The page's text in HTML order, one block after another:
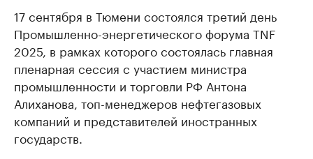
17 сентября в Тюмени состоялся третий день
Промышленно-энергетического форума TNF
2025, в рамках которого состоялась главная
пленарная сессия с участием министра
промышленности и торговли РФ Антона
Алиханова, топ-менеджеров нефтегазовых
компаний и представителей иностранных
государств.